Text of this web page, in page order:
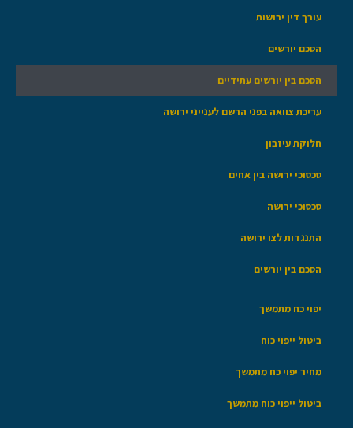
עורך דין ירושות
הסכם יורשים
הסכם בין יורשים עתידיים
עריכת צוואה בפני הרשם לענייני ירושה
חלוקת עיזבון
סכסוכי ירושה בין אחים
סכסוכי ירושה
התנגדות לצו ירושה
הסכם בין יורשים
יפוי כח מתמשך
ביטול ייפוי כוח
מחיר יפוי כח מתמשך
ביטול ייפוי כוח מתמשך